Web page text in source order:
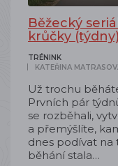
Běžecký
krůčky
TRÉNINK
KATEŘINA
Už trochu
Prvních pár
se rozběhali,
a přemýšlíte,
dnes podívat na
běhání stala…